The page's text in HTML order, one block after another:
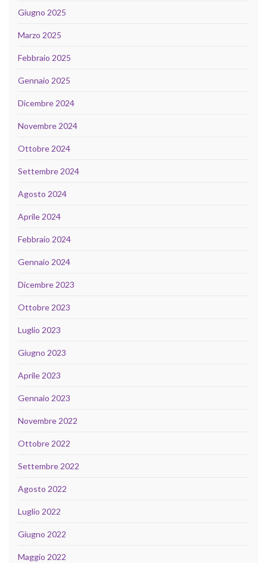
Giugno 2025
Marzo 2025
Febbraio 2025
Gennaio 2025
Dicembre 2024
Novembre 2024
Ottobre 2024
Settembre 2024
Agosto 2024
Aprile 2024
Febbraio 2024
Gennaio 2024
Dicembre 2023
Ottobre 2023
Luglio 2023
Giugno 2023
Aprile 2023
Gennaio 2023
Novembre 2022
Ottobre 2022
Settembre 2022
Agosto 2022
Luglio 2022
Giugno 2022
Maggio 2022